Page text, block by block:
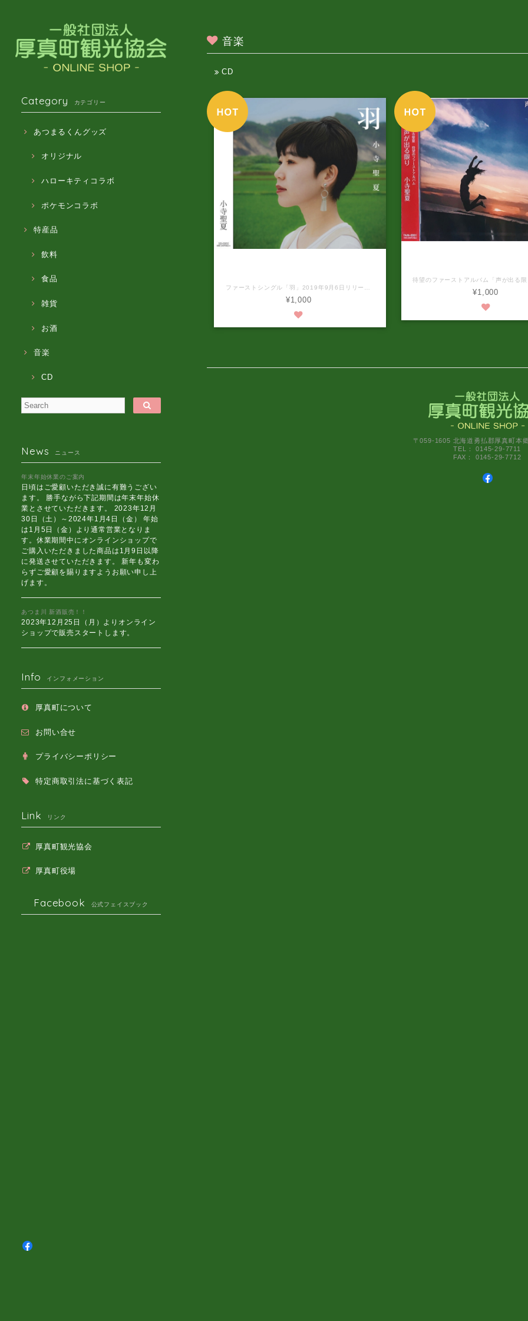
Category カテゴリー
あつまるくんグッズ
オリジナル
ハローキティコラボ
ポケモンコラボ
特産品
飲料
食品
雑貨
お酒
音楽
CD
News ニュース
年末年始休業のご案内
日頃はご愛顧いただき誠に有難うござい
ます。 勝手ながら下記期間は年末年始休
業とさせていただきます。 2023年12月
30日（土）～2024年1月4日（金） 年始
は1月5日（金）より通常営業となりま
す。休業期間中にオンラインショップで
ご購入いただきました商品は1月9日以降
に発送させていただきます。 新年も変わ
らずご愛顧を賜りますようお願い申し上
げます。
あつま川 新酒販売！！
2023年12月25日（月）よりオンライン
ショップで販売スタートします。
Info インフォメーション
厚真町について
お問い合せ
プライバシーポリシー
特定商取引法に基づく表記
Link リンク
厚真町観光協会
厚真町役場
Facebook 公式フェイスブック
音楽
CD
¥1,000
¥1,000
〒059-1605 北海道勇払郡厚真町本
TEL： 0145-29-7711
FAX： 0145-29-7712